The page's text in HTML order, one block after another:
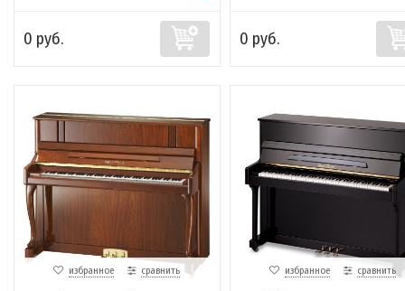
0 руб. 0 руб.
избранное сравнить избранное сравнить